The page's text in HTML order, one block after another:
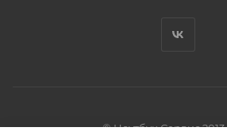
© Ноутбук Сервис